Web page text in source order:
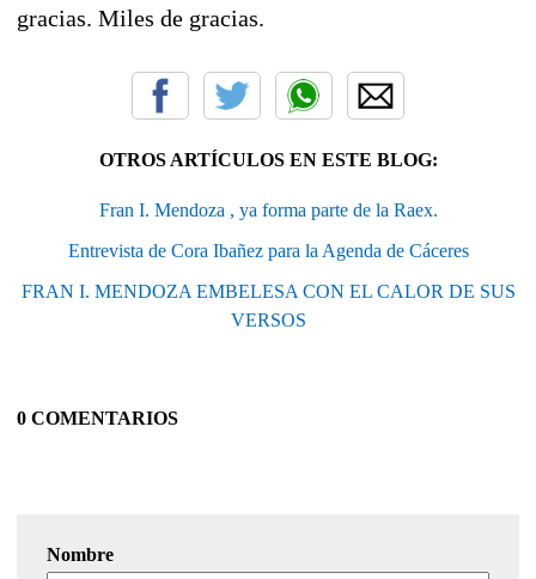
gracias. Miles de gracias.
OTROS ARTÍCULOS EN ESTE BLOG:
Fran I. Mendoza , ya forma parte de la Raex.
Entrevista de Cora Ibañez para la Agenda de Cáceres
FRAN I. MENDOZA EMBELESA CON EL CALOR DE SUS
VERSOS
0 COMENTARIOS
Nombre